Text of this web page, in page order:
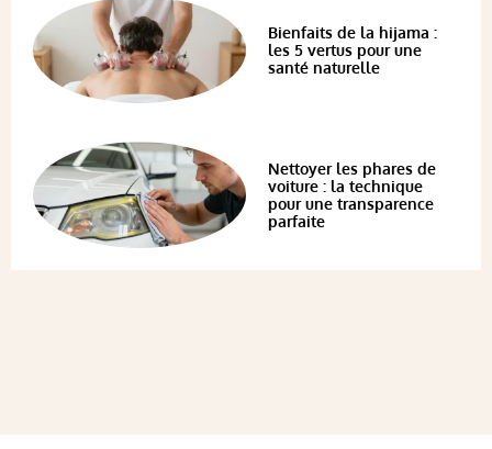
Bienfaits de la hijama :
les 5 vertus pour une
santé naturelle
Nettoyer les phares de
voiture : la technique
pour une transparence
parfaite